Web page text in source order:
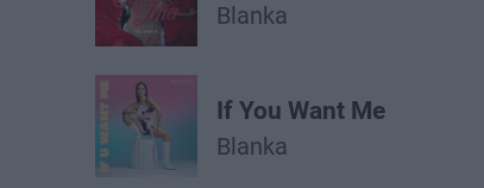
Blanka
If You Want Me
Blanka